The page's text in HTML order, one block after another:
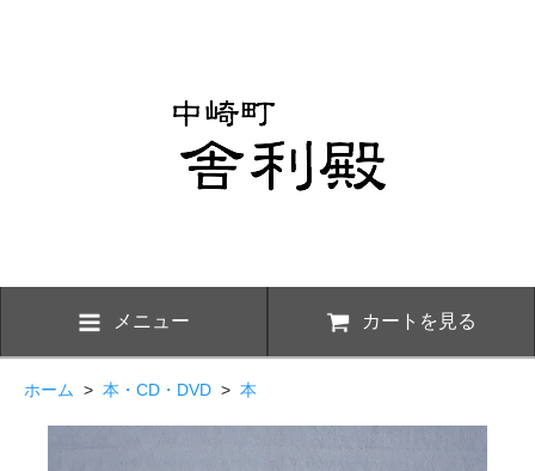
メニュー カートを見る
ホーム > 本・CD・DVD > 本